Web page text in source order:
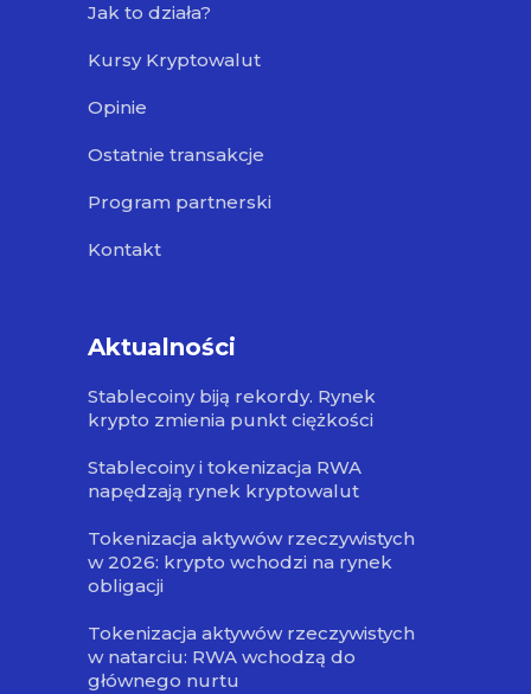
Jak to działa?
Kursy Kryptowalut
Opinie
Ostatnie transakcje
Program partnerski
Kontakt
Aktualności
Stablecoiny biją rekordy. Rynek
krypto zmienia punkt ciężkości
Stablecoiny i tokenizacja RWA
napędzają rynek kryptowalut
Tokenizacja aktywów rzeczywistych
w 2026: krypto wchodzi na rynek
obligacji
Tokenizacja aktywów rzeczywistych
w natarciu: RWA wchodzą do
głównego nurtu